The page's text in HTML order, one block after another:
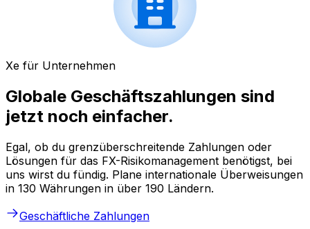
Xe für Unternehmen
Globale Geschäftszahlungen sind
jetzt noch einfacher.
Egal, ob du grenzüberschreitende Zahlungen oder
Lösungen für das FX-Risikomanagement benötigst, bei
uns wirst du fündig. Plane internationale Überweisungen
in 130 Währungen in über 190 Ländern.
Geschäftliche Zahlungen